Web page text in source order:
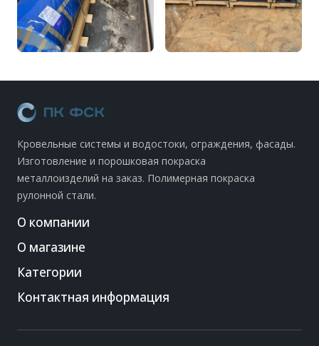
Кровельные системы и водостоки, ограждения, фасады.
Изготовление и порошковая покраска
металлоизделий на заказ. Полимерная покраска
рулонной стали.
О компании
О магазине
Категории
Контактная информация